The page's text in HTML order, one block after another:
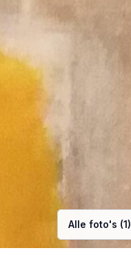
Alle foto's (1)